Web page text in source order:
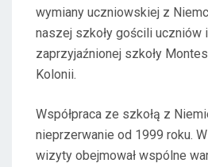
wymiany uczniowskiej z
naszej szkoły gościli uczniów
zaprzyjaźnionej szkoły
Kolonii.
Współpraca ze szkołą z
nieprzerwanie od 1999 roku.
wizyty obejmował wspólne